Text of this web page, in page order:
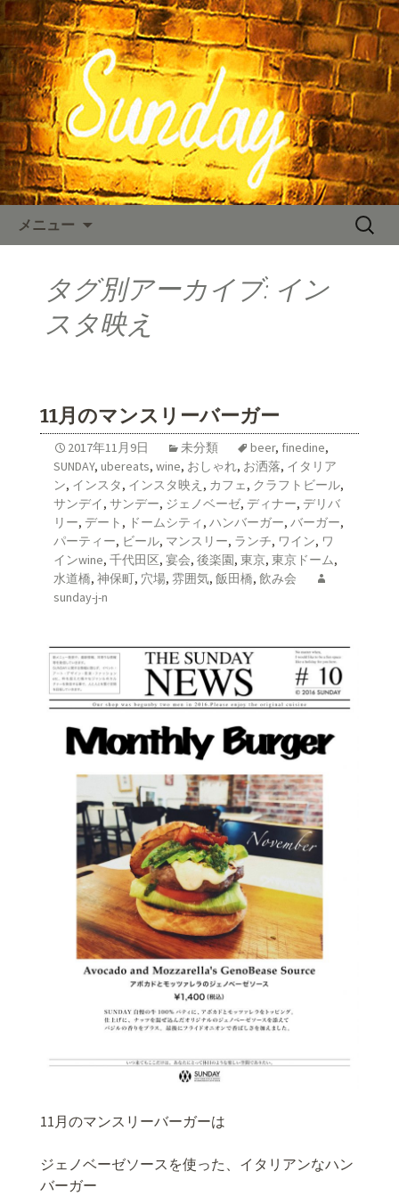
SUNDAY TIMES
東京、水道橋駅近くにある、カフェ
「SUNDAY（サンデー）」。のNYスタイ
ルの店内、人気のハンバーガーやステ
ーキなどのお料理をご用意しておりま
す。カフェ、ランチ、ディナー、パー
ティーなど多様なシーンに対応。新着
情報を随時更新中。
メニュー
検
タグ別アーカイブ: イン
スタ映え
11月のマンスリーバーガー
2017年11月9日 未分類 beer, finedine,
SUNDAY, ubereats, wine, おしゃれ, お洒落, イタリア
ン, インスタ, インスタ映え , カフェ, クラフトビール,
サンデイ, サンデー, ジェノベーゼ, ディナー, デリバ
リー, デート , ドームシティ , ハンバーガー, バーガー,
パーティー, ビール, マンスリー, ランチ, ワイン, ワ
インwine, 千代田区, 宴会, 後楽園, 東京, 東京ドーム,
水道橋, 神保町, 穴場, 雰囲気, 飯田橋, 飲み会
sunday-j-n
11月のマンスリーバーガーは
ジェノベーゼソースを使った、イタリアンなハン
バーガー